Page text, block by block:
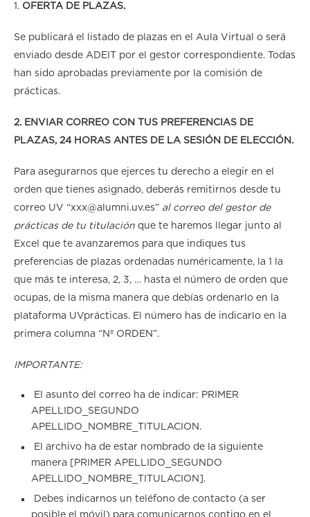
1. OFERTA DE PLAZAS.
Se publicará el listado de plazas en el Aula Virtual o será
enviado desde ADEIT por el gestor correspondiente. Todas
han sido aprobadas previamente por la comisión de
prácticas.
2. ENVIAR CORREO CON TUS PREFERENCIAS DE
PLAZAS, 24 HORAS ANTES DE LA SESIÓN DE ELECCIÓN.
Para asegurarnos que ejerces tu derecho a elegir en el
orden que tienes asignado, deberás remitirnos desde tu
correo UV “xxx@alumni.uv.es” al correo del gestor de
prácticas de tu titulación que te haremos llegar junto al
Excel que te avanzaremos para que indiques tus
preferencias de plazas ordenadas numéricamente, la 1 la
que más te interesa, 2, 3, … hasta el número de orden que
ocupas, de la misma manera que debías ordenarlo en la
plataforma UVprácticas. El número has de indicarlo en la
primera columna “Nº ORDEN”.
IMPORTANTE:
El asunto del correo ha de indicar: PRIMER
APELLIDO_SEGUNDO
APELLIDO_NOMBRE_TITULACION.
El archivo ha de estar nombrado de la siguiente
manera [PRIMER APELLIDO_SEGUNDO
APELLIDO_NOMBRE_TITULACION].
Debes indicarnos un teléfono de contacto (a ser
posible el móvil) para comunicarnos contigo en el